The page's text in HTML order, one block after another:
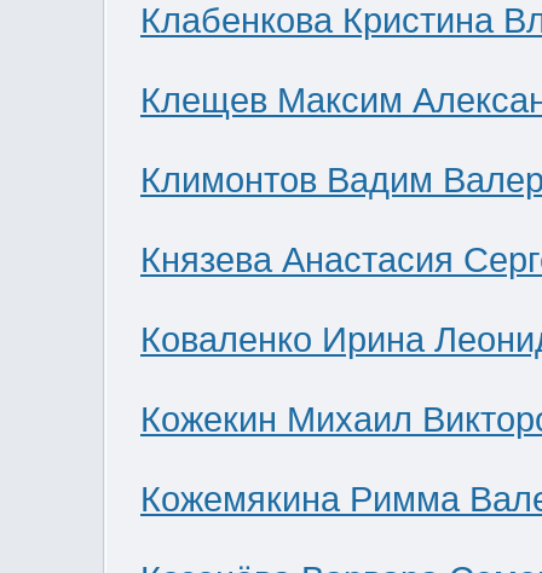
Клабенкова Кристина
Клещев Максим
Климонтов Вадим
Князева Анастасия
Коваленко Ирина
Кожекин Михаил
Кожемякина Римма